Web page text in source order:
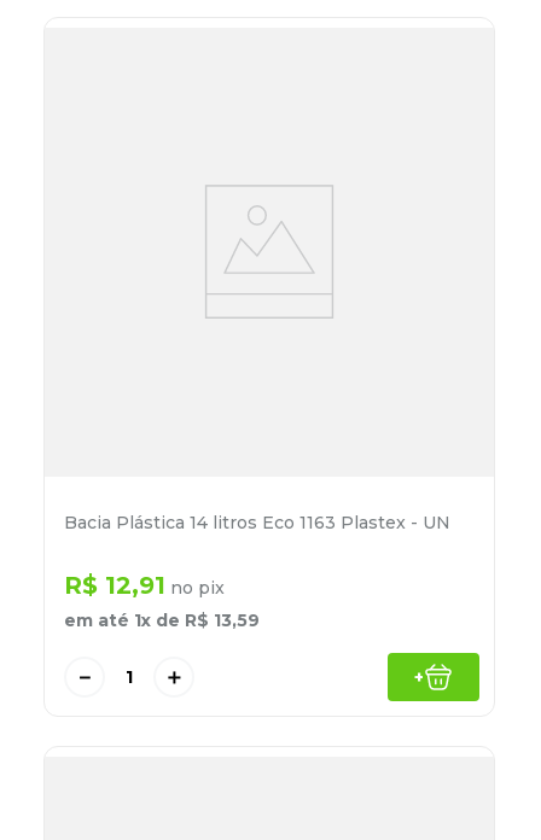
Bacia Plástica 14 litros Eco 1163 Plastex - UN
R$ 12,91 no pix
em até 1x de R$ 13,59
＋
－ +